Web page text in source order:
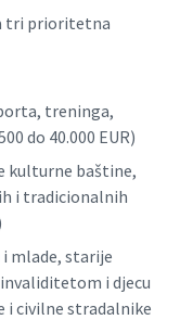
tri prioritetna
treninga,
do 40.000 EUR)
kulturne baštine,
i tradicionalnih
mlade, starije
i djecu
i civilne stradalnike